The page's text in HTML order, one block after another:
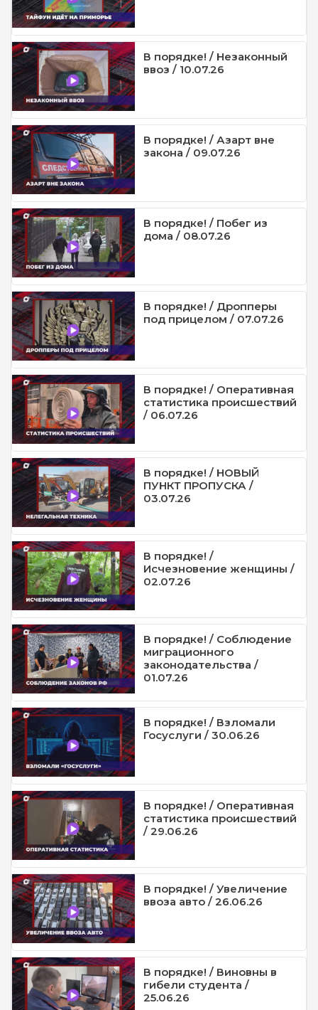
В порядке! / Незаконный
ввоз / 10.07.26
В порядке! / Азарт вне
закона / 09.07.26
В порядке! / Побег из
дома / 08.07.26
В порядке! / Дропперы
под прицелом / 07.07.26
В порядке! / Оперативная
статистика происшествий
/ 06.07.26
В порядке! / НОВЫЙ
ПУНКТ ПРОПУСКА /
03.07.26
В порядке! /
Исчезновение женщины /
02.07.26
В порядке! / Соблюдение
миграционного
законодательства /
01.07.26
В порядке! / Взломали
Госуслуги / 30.06.26
В порядке! / Оперативная
статистика происшествий
/ 29.06.26
В порядке! / Увеличение
ввоза авто / 26.06.26
В порядке! / Виновны в
гибели студента /
25.06.26